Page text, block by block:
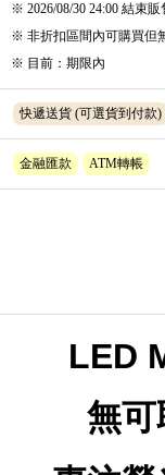
※ 2026/08/30 24:00 結束販
※ 非折扣區間內可購買但
※ 目前 ： 期限內
快遞送貨 (可選貨到付款)
金融匯款 ATM轉帳
LED
無可